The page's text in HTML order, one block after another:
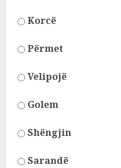
Korcë
Përmet
Velipojë
Golem
Shëngjin
Sarandë